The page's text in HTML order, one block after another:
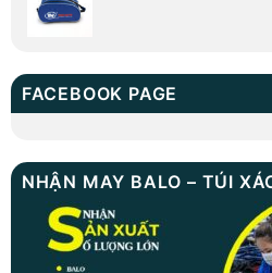
FACEBOOK PAGE
NHẬN MAY BALO – TÚI